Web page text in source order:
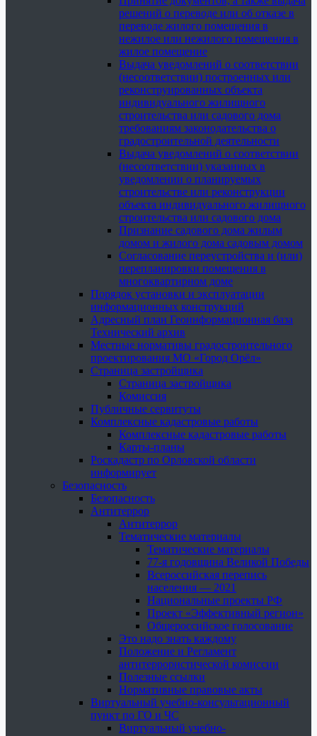
решений о переводе или об отказе в
переводе жилого помещения в
нежилое или нежилого помещения в
жилое помещение
Выдача уведомлений о соответствии
(несоответствии) построенных или
реконструированных объекта
индивидуального жилищного
строительства или садового дома
требованиям законодательства о
градостроительной деятельности
Выдача уведомлений о соответствии
(несоответствии) указанных в
уведомлении о планируемых
строительстве или реконструкции
объекта индивидуального жилищного
строительства или садового дома
Признание садового дома жилым
домом и жилого дома садовым домом
Согласование переустройства и (или)
перепланировки помещения в
многоквартирном доме
Порядок установки и эксплуатации
информационных конструкций
Адресный план Геоинформационная база
Технический архив
Местные нормативы градостроительного
проектирования МО «Город Орёл»
Страница застройщика
Страница застройщика
Комиссия
Публичные сервитуты
Комплексные кадастровые работы
Комплексные кадастровые работы
Карты-планы
Роскадастр по Орловской области
информирует
Безопасность
Безопасность
Антитеррор
Антитеррор
Тематические материалы
Тематические материалы
77-я годовщина Великой Победы
Всероссийская перепись
населения — 2021
Национальные проекты РФ
Проект «Эффективный регион»
Общероссийское голосование
Это надо знать каждому
Положение и Регламент
антитеррористической комиссии
Полезные ссылки
Нормативные правовые акты
Виртуальный учебно-консультационный
пункт по ГО и ЧС
Виртуальный учебно-